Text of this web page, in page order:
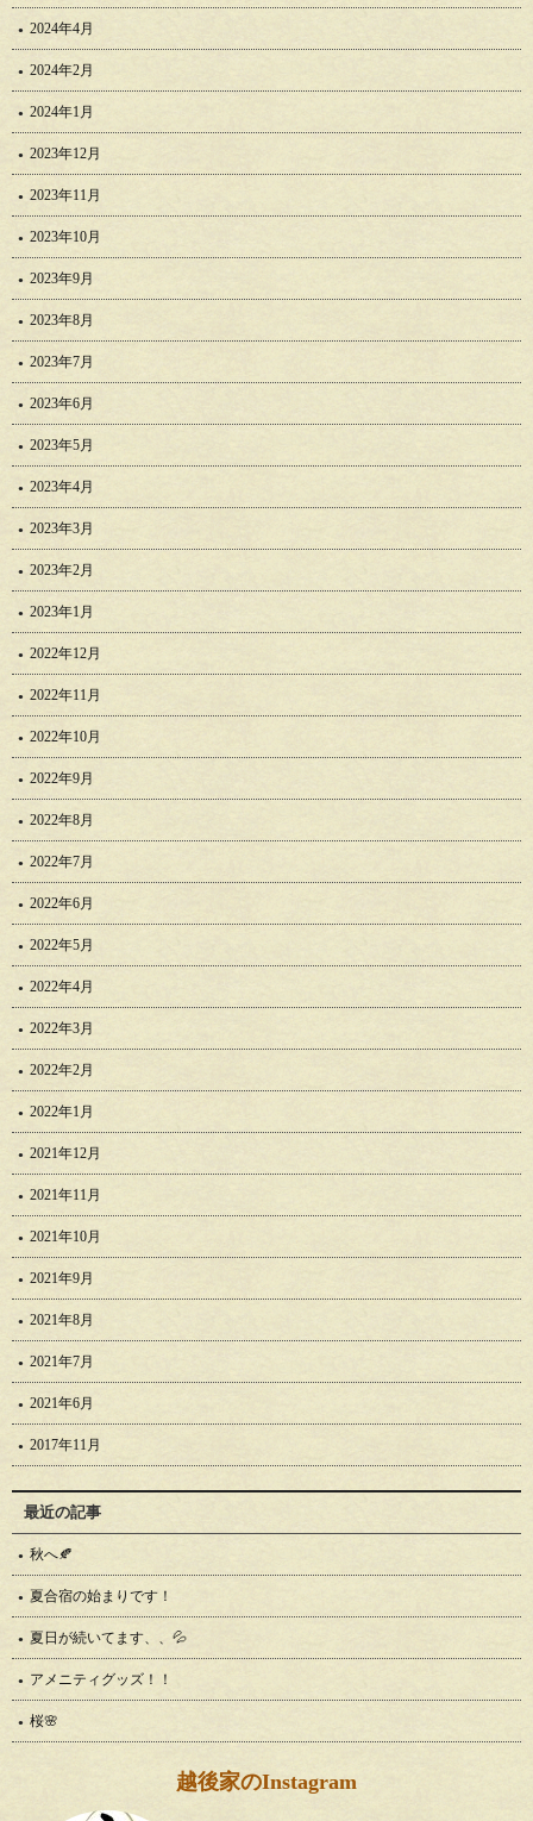
2024年4月
2024年2月
2024年1月
2023年12月
2023年11月
2023年10月
2023年9月
2023年8月
2023年7月
2023年6月
2023年5月
2023年4月
2023年3月
2023年2月
2023年1月
2022年12月
2022年11月
2022年10月
2022年9月
2022年8月
2022年7月
2022年6月
2022年5月
2022年4月
2022年3月
2022年2月
2022年1月
2021年12月
2021年11月
2021年10月
2021年9月
2021年8月
2021年7月
2021年6月
2017年11月
最近の記事
秋へ🍂
夏合宿の始まりです！
夏日が続いてます、、💦
アメニティグッズ！！
桜🌸
越後家のInstagram